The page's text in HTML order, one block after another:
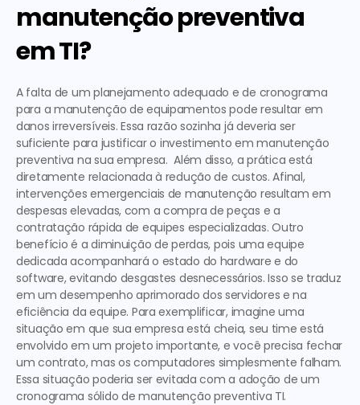
manutenção preventiva
em TI?
A falta de um planejamento adequado e de cronograma
para a manutenção de equipamentos pode resultar em
danos irreversíveis. Essa razão sozinha já deveria ser
suficiente para justificar o investimento em manutenção
preventiva na sua empresa.  Além disso, a prática está
diretamente relacionada à redução de custos. Afinal,
intervenções emergenciais de manutenção resultam em
despesas elevadas, com a compra de peças e a
contratação rápida de equipes especializadas. Outro
benefício é a diminuição de perdas, pois uma equipe
dedicada acompanhará o estado do hardware e do
software, evitando desgastes desnecessários. Isso se traduz
em um desempenho aprimorado dos servidores e na
eficiência da equipe. Para exemplificar, imagine uma
situação em que sua empresa está cheia, seu time está
envolvido em um projeto importante, e você precisa fechar
um contrato, mas os computadores simplesmente falham.
Essa situação poderia ser evitada com a adoção de um
cronograma sólido de manutenção preventiva TI.